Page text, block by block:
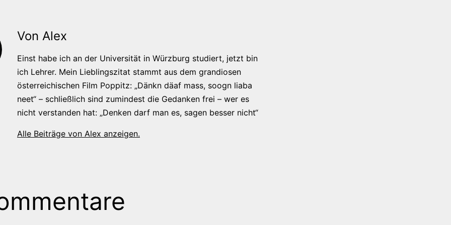
Von Alex
Einst habe ich an der Universität in Würzburg studiert, jetzt bin
ich Lehrer. Mein Lieblingszitat stammt aus dem grandiosen
österreichischen Film Poppitz: „Dänkn däaf mass, soogn liaba
neet“ – schließlich sind zumindest die Gedanken frei – wer es
nicht verstanden hat: „Denken darf man es, sagen besser nicht“
Alle Beiträge von Alex anzeigen.